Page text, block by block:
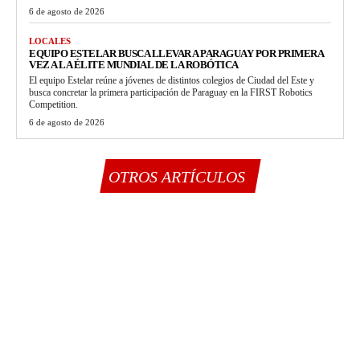
6 de agosto de 2026
LOCALES
EQUIPO ESTELAR BUSCA LLEVAR A PARAGUAY POR PRIMERA
VEZ A LA ÉLITE MUNDIAL DE LA ROBÓTICA
El equipo Estelar reúne a jóvenes de distintos colegios de Ciudad del Este y
busca concretar la primera participación de Paraguay en la FIRST Robotics
Competition.
6 de agosto de 2026
OTROS ARTÍCULOS